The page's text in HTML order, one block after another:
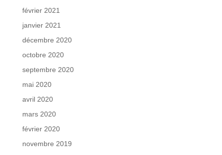
février 2021
janvier 2021
décembre 2020
octobre 2020
septembre 2020
mai 2020
avril 2020
mars 2020
février 2020
novembre 2019